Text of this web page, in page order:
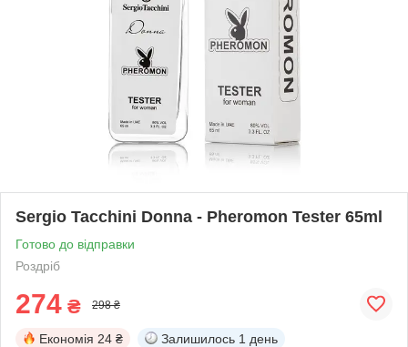
Sergio Tacchini Donna - Pheromon Tester 65ml
Готово до відправки
Роздріб
274 ₴ 298 ₴
Економія 24 ₴ Залишилось 1 день